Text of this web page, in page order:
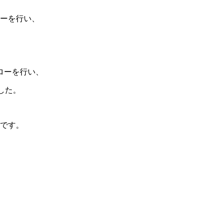
を行い、
を行い、
。
す。